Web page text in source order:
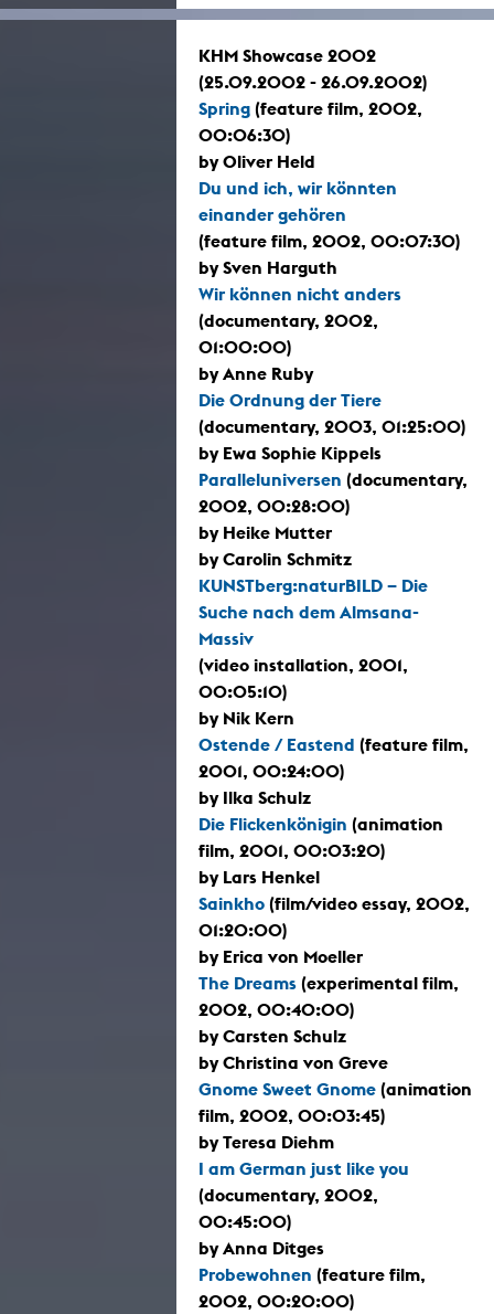
KHM Showcase 2002
(25.09.2002 - 26.09.2002)
Spring (feature film, 2002,
00:06:30)
by Oliver Held
Du und ich, wir könnten
einander gehören
(feature film, 2002, 00:07:30)
by Sven Harguth
Wir können nicht anders
(documentary, 2002,
01:00:00)
by Anne Ruby
Die Ordnung der Tiere
(documentary, 2003, 01:25:00)
by Ewa Sophie Kippels
Paralleluniversen (documentary,
2002, 00:28:00)
by Heike Mutter
by Carolin Schmitz
KUNSTberg:naturBILD – Die
Suche nach dem Almsana-
Massiv
(video installation, 2001,
00:05:10)
by Nik Kern
Ostende / Eastend (feature film,
2001, 00:24:00)
by Ilka Schulz
Die Flickenkönigin (animation
film, 2001, 00:03:20)
by Lars Henkel
Sainkho (film/video essay, 2002,
01:20:00)
by Erica von Moeller
The Dreams (experimental film,
2002, 00:40:00)
by Carsten Schulz
by Christina von Greve
Gnome Sweet Gnome (animation
film, 2002, 00:03:45)
by Teresa Diehm
I am German just like you
(documentary, 2002,
00:45:00)
by Anna Ditges
Probewohnen (feature film,
2002, 00:20:00)